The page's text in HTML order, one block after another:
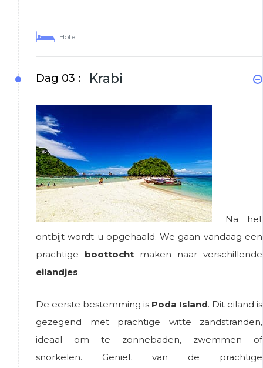
Hotel
Dag 03 : Krabi
Na het
ontbijt wordt u opgehaald. We gaan vandaag een
prachtige boottocht maken naar verschillende
eilandjes.
De eerste bestemming is Poda Island. Dit eiland is
gezegend met prachtige witte zandstranden,
ideaal om te zonnebaden, zwemmen of
snorkelen. Geniet van de prachtige